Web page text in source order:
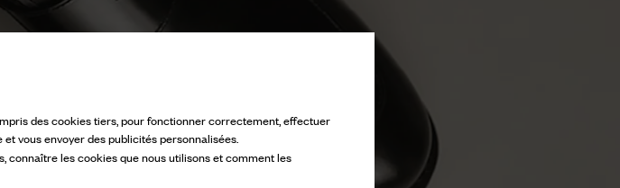
des cookies tiers, pour fonctionner correctement, effectuer
vous envoyer des publicités personnalisées.
connaître les cookies que nous utilisons et comment les